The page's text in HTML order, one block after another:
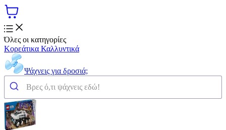
Όλες οι κατηγορίες
Κορεάτικα Καλλυντικά
Ψάχνεις για δροσιά;